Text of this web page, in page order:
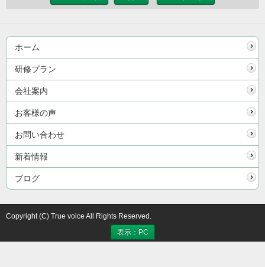
ホーム
研修プラン
会社案内
お客様の声
お問い合わせ
新着情報
ブログ
Copyright (C) True voice All Rights Reserved.
表示：PC